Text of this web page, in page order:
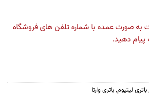
صورت عمده با شماره تلفن های فروشگاه
پیام دهید.
,باتری لیتیوم,باتری وارتا